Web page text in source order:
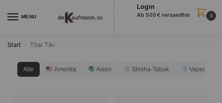
MENU
Login
Ab 500 € versandfrei 0
Start / Thai Tiki
Alle Amerika Asien Shisha-Tabak Vapes